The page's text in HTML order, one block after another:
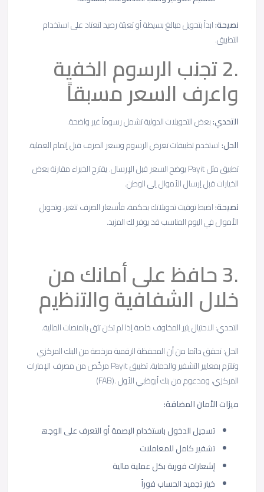
ﻧﺻﯾﺣﺔ:اﺑدأ ﺑﺗﺣوﯾل ﻣﺑﺎﻟﻎ ﺑﺳﯾطﺔ أو ﺗﻌﺑﺋﺔ رﺻﯾد ﻟﺗﻌﺗﺎد ﻋﻠﻰ اﺳﺗﺧدام
اﻟﺗطﺑﯾق.
.2 ﺗﺟﻧب اﻟرﺳوم اﻟﺧﻔﯾﺔ
واﻋرف اﻟﺳﻌر ﻣﺳﺑﻘﺎً
اﻟﺗﺣدي:ﺑﻌض اﻟﺗﺣوﯾﻼت اﻟدوﻟﯾﺔ ﺗﺷﻣل رﺳوﻣﺎً ﻏﯾر واﺿﺣﺔ.
اﻟﺣل:اﺳﺗﺧدم ﺗطﺑﯾﻘﺎت ﺗﻌرض اﻟرﺳوم وﺳﻌر اﻟﺻرف ﻗﺑل إﺗﻣﺎم اﻟﻌﻣﻠﯾﺔ.
ﺗطﺑﯾق ﻣﺛل Payit ﯾوﺿﺢ اﻟﺳﻌر ﻗﺑل اﻹرﺳﺎل. ﯾﻘﺗرح اﻟﺧﺑراء ﻣﻘﺎرﻧﺔ ﺑﻌض
اﻟﺧﯾﺎرات ﻗﺑل إرﺳﺎل اﻷﻣوال إﻟﻰ اﻟوطن.
ﻧﺻﯾﺣﺔ:اﺿﺑط ﺗوﻗﯾت ﺗﺣوﯾﻼﺗك ﺑﺣﻛﻣﺔ، ﻓﺄﺳﻌﺎر اﻟﺻرف ﺗﺗﻐﯾر، وﺗﺣوﯾل
اﻷﻣوال ﻓﻲ اﻟﯾوم اﻟﻣﻧﺎﺳب ﻗد ﯾوﻓر ﻟك اﻟﻣزﯾد.
.3 ﺣﺎﻓظ ﻋﻠﻰ أﻣﺎﻧك ﻣن
ﺧﻼل اﻟﺷﻔﺎﻓﯾﺔ واﻟﺗﻧظﯾم
اﻟﺗﺣدي: اﻻﺣﺗﯾﺎل ﯾﺛﯾر اﻟﻣﺧﺎوف ﺧﺎﺻﺔ إذا ﻟم ﺗﻛن ﺗﺛق ﺑﺎﻟﻣﻧﺻﺎت اﻟﻣﺎﻟﯾﺔ.
اﻟﺣل: ﺗﺣﻘق داﺋﻣﺎ ﻣن أن اﻟﻣﺣﻔظﺔ اﻟرﻗﻣﯾﺔ ﻣرﺧﺻﺔ ﻣن اﻟﺑﻧك اﻟﻣرﻛزي
وﺗﻠﺗزم ﺑﻣﻌﺎﯾﯾر اﻟﺗﺷﻔﯾر واﻟﺣﻣﺎﯾﺔ. ﺗطﺑﯾق Payit ﻣرﺧّص ﻣن ﻣﺻرف اﻹﻣﺎرات
اﻟﻣرﻛزي، وﻣدﻋوم ﻣن ﺑﻧك أﺑوظﺑﻲ اﻷول .(FAB)
ﻣﯾزاتاﻷﻣﺎناﻟﻣﺿﺎﻓﺔ:
ﺗﺳﺟﯾل اﻟدﺧول ﺑﺎﺳﺗﺧدام اﻟﺑﺻﻣﺔ أو اﻟﺗﻌرف ﻋﻠﻰ اﻟوﺟﮫ
ﺗﺷﻔﯾر ﻛﺎﻣل ﻟﻠﻣﻌﺎﻣﻼت
إﺷﻌﺎرات ﻓورﯾﺔ ﺑﻛل ﻋﻣﻠﯾﺔ ﻣﺎﻟﯾﺔ
ﺧﯾﺎر ﺗﺟﻣﯾد اﻟﺣﺳﺎب ﻓوراً